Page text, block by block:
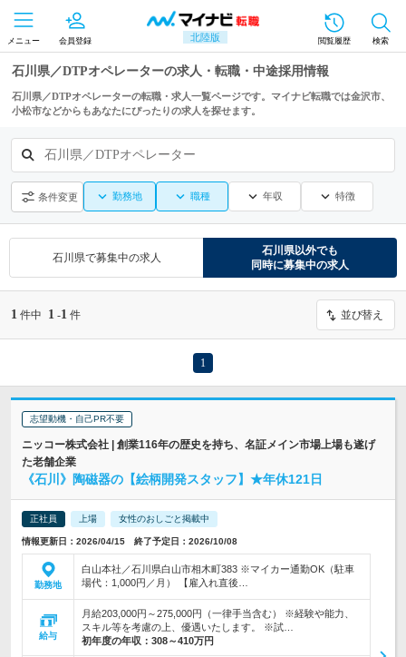
北陸版
メニュー 会員登録 閲覧履歴 検索
石川県／DTPオペレーターの求人・転職・中途採用情報
石川県／DTPオペレーターの転職・求人一覧ページです。マイナビ転職では金沢市、
小松市などからもあなたにぴったりの求人を探せます。
石川県／DTPオペレーター
条件変更 勤務地 職種 年収 特徴
石川県で募集中の求人
石川県以外でも
同時に募集中の求人
1 件中 1 -1 件 並び替え
1
志望動機・自己PR不要
ニッコー株式会社 | 創業116年の歴史を持ち、名証メイン市場上場も遂げ
た老舗企業
《石川》陶磁器の【絵柄開発スタッフ】★年休121日
正社員 上場 女性のおしごと掲載中
情報更新日：2026/04/15 終了予定日：2026/10/08
勤務地
白山本社／石川県白山市相木町383 ※マイカー通勤OK（駐車
場代：1,000円／月） 【雇入れ直後…
給与
月給203,000円～275,000円（一律手当含む） ※経験や能力、
スキル等を考慮の上、優遇いたします。 ※試…
初年度の年収： 308～410万円